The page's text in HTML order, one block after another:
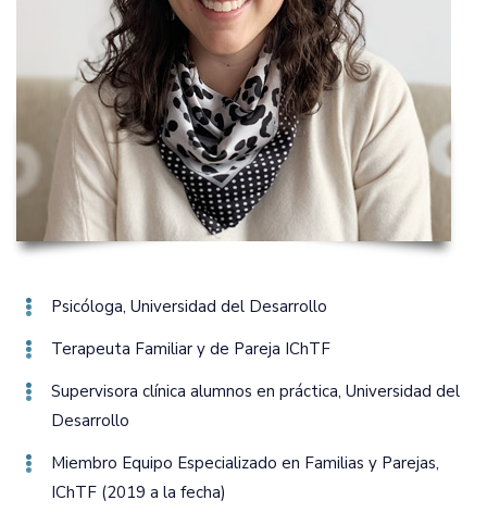
Psicóloga‚ Universidad del Desarrollo
Terapeuta Familiar y de Pareja IChTF
Supervisora clínica alumnos en práctica‚ Universidad del
Desarrollo
Miembro Equipo Especializado en Familias y Parejas‚
IChTF (2019 a la fecha)